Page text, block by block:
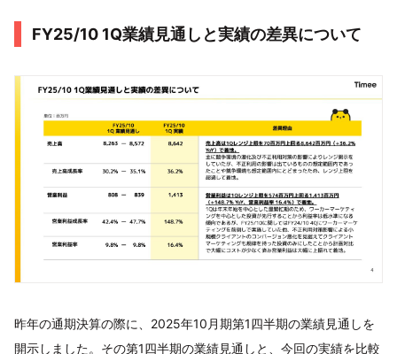
FY25/10 1Q業績見通しと実績の差異について
昨年の通期決算の際に、2025年10月期第1四半期の業績見通しを
開示しました。その第1四半期の業績見通しと、今回の実績を比較